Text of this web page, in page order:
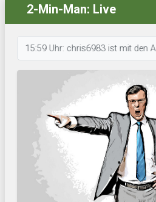
2-Min-Man: Live
15:59 Uhr: chris6983 ist mit den